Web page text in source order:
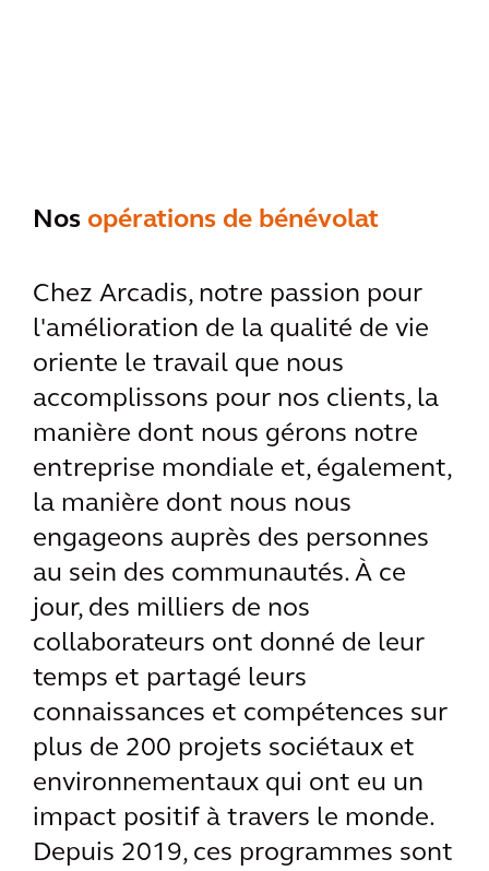
Nos opérations de bénévolat
Chez Arcadis, notre passion pour
l'amélioration de la qualité de vie
oriente le travail que nous
accomplissons pour nos clients, la
manière dont nous gérons notre
entreprise mondiale et, également,
la manière dont nous nous
engageons auprès des personnes
au sein des communautés. À ce
jour, des milliers de nos
collaborateurs ont donné de leur
temps et partagé leurs
connaissances et compétences sur
plus de 200 projets sociétaux et
environnementaux qui ont eu un
impact positif à travers le monde.
Depuis 2019, ces programmes sont